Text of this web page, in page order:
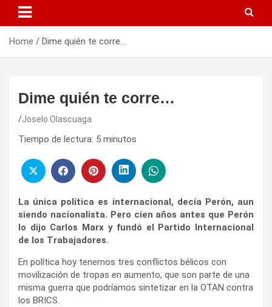
Home Dime quién te corre…
Dime quién te corre…
Joselo Olascuaga
Tiempo de lectura: 5 minutos
La única política es internacional, decía Perón, aun
siendo nacionalista. Pero cien años antes que Perón
lo dijo Carlos Marx y fundó el Partido Internacional
de los Trabajadores.
En política hoy tenemos tres conflictos bélicos con
movilización de tropas en aumento, que son parte de una
misma guerra que podríamos sintetizar en la OTAN contra
los BRICS.